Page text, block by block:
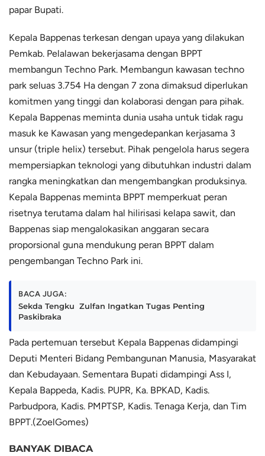
papar Bupati.
Kepala Bappenas terkesan dengan upaya yang dilakukan
Pemkab. Pelalawan bekerjasama dengan BPPT
membangun Techno Park. Membangun kawasan techno
park seluas 3.754 Ha dengan 7 zona dimaksud diperlukan
komitmen yang tinggi dan kolaborasi dengan para pihak.
Kepala Bappenas meminta dunia usaha untuk tidak ragu
masuk ke Kawasan yang mengedepankan kerjasama 3
unsur (triple helix) tersebut. Pihak pengelola harus segera
mempersiapkan teknologi yang dibutuhkan industri dalam
rangka meningkatkan dan mengembangkan produksinya.
Kepala Bappenas meminta BPPT memperkuat peran
risetnya terutama dalam hal hilirisasi kelapa sawit, dan
Bappenas siap mengalokasikan anggaran secara
proporsional guna mendukung peran BPPT dalam
pengembangan Techno Park ini.
BACA JUGA:
Sekda Tengku Zulfan Ingatkan Tugas Penting
Paskibraka
Pada pertemuan tersebut Kepala Bappenas didampingi
Deputi Menteri Bidang Pembangunan Manusia, Masyarakat
dan Kebudayaan. Sementara Bupati didampingi Ass I,
Kepala Bappeda, Kadis. PUPR, Ka. BPKAD, Kadis.
Parbudpora, Kadis. PMPTSP, Kadis. Tenaga Kerja, dan Tim
BPPT.‎(ZoelGomes)‎
BANYAK DIBACA